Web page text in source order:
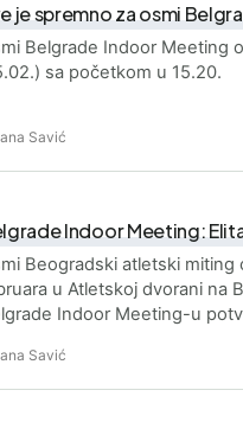
je spremno za osmi
Belgrade Indoor Meeting
sa početkom u 15.20.
Savić
Indoor Meeting:
Beogradski atletski miting
u Atletskoj dvorani na
Indoor Meeting-u
Savić